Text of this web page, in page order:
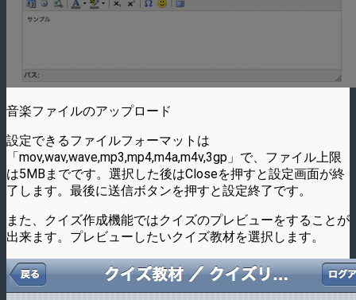
音楽ファイルのアップロード
設定できるファイルフォーマットは
「mov,wav,wave,mp3,mp4,m4a,m4v,3gp」で、ファイル上限
は5MBまでです。選択した後はCloseを押すと設定画面が終
了します。最後に送信ボタンを押すと設定終了です。
また、クイズ作成機能ではクイズのプレビューをすることが
出来ます。プレビューしたいクイズ教材を選択します。